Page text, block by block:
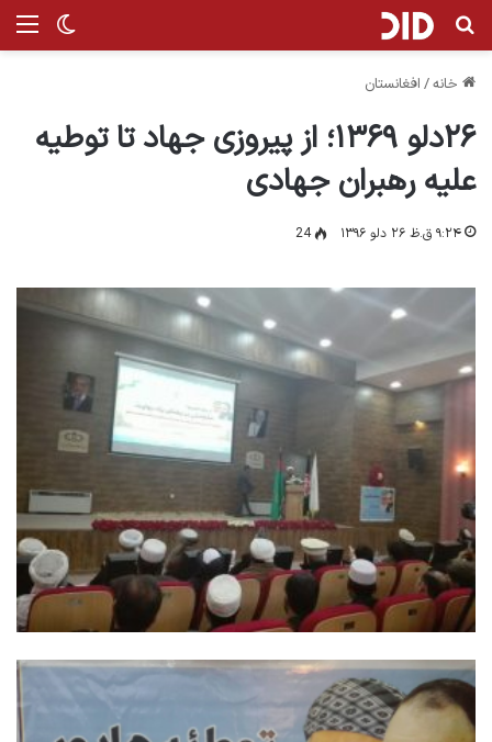
تغییر جستجو برای
خانه/ افغانستان
۲۶دلو ۱۳۶۹؛ از پیروزی جهاد تا توطیه
علیه رهبران جهادی
۹:۲۴ ق.ظ ۲۶ دلو ۱۳۹۶ 24